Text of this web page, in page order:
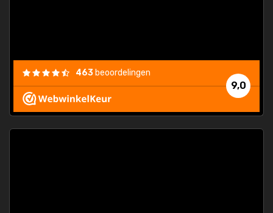
9,0
463 beoordelingen